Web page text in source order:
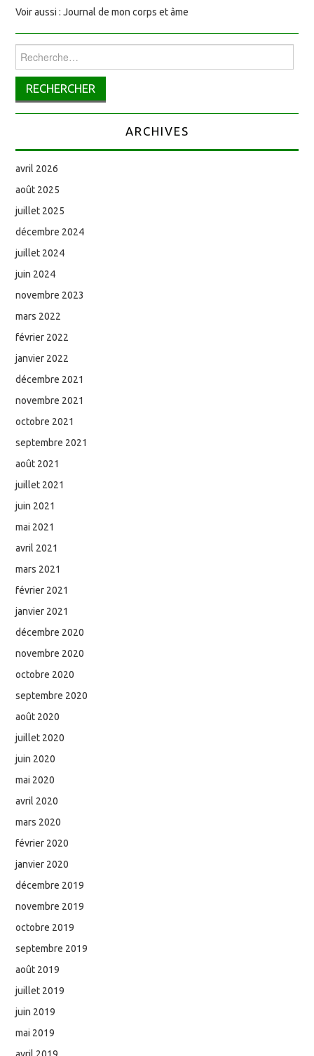
Voir aussi : Journal de mon corps et âme
Rechercher :
ARCHIVES
avril 2026
août 2025
juillet 2025
décembre 2024
juillet 2024
juin 2024
novembre 2023
mars 2022
février 2022
janvier 2022
décembre 2021
novembre 2021
octobre 2021
septembre 2021
août 2021
juillet 2021
juin 2021
mai 2021
avril 2021
mars 2021
février 2021
janvier 2021
décembre 2020
novembre 2020
octobre 2020
septembre 2020
août 2020
juillet 2020
juin 2020
mai 2020
avril 2020
mars 2020
février 2020
janvier 2020
décembre 2019
novembre 2019
octobre 2019
septembre 2019
août 2019
juillet 2019
juin 2019
mai 2019
avril 2019